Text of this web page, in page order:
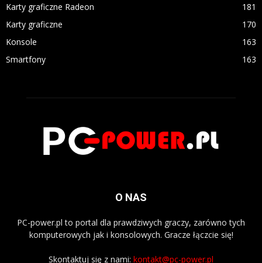
Karty graficzne Radeon
181
Karty graficzne
170
Konsole
163
Smartfony
163
O NAS
PC-power.pl to portal dla prawdziwych graczy, zarówno tych
komputerowych jak i konsolowych. Gracze łączcie się!
Skontaktuj się z nami: kontakt@pc-power.pl